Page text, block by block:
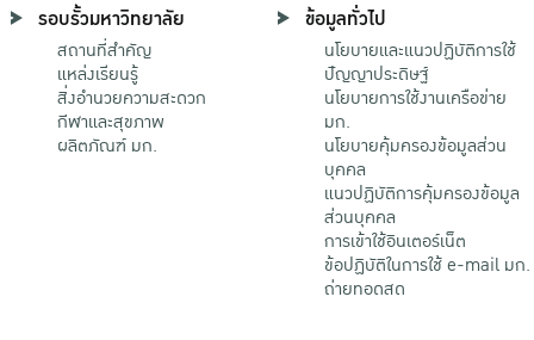
รอบรั้วมหาวิทยาลัย
สถานที่สำคัญ
แหล่งเรียนรู้
สิ่งอำนวยความสะดวก
กีฬาและสุขภาพ
ผลิตภัณฑ์ มก.
ข้อมูลทั่วไป
นโยบายและแนวปฏิบัติการใช้
ปัญญาประดิษฐ์
นโยบายการใช้งานเครือข่าย
มก.
นโยบายคุ้มครองข้อมูลส่วน
บุคคล
แนวปฏิบัติการคุ้มครองข้อมูล
ส่วนบุคคล
การเข้าใช้อินเตอร์เน็ต
ข้อปฏิบัติในการใช้ e-mail มก.
ถ่ายทอดสด